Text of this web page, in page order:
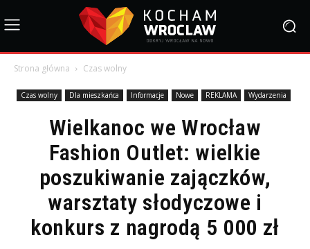
Strona główna Czas wolny
Czas wolny Dla mieszkańca Informacje Nowe REKLAMA Wydarzenia
Wielkanoc we Wrocław
Fashion Outlet: wielkie
poszukiwanie zajączków,
warsztaty słodyczowe i
konkurs z nagrodą 5 000 zł